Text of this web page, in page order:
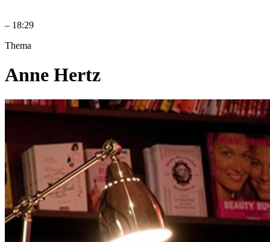
– 18:29
Thema
Anne Hertz